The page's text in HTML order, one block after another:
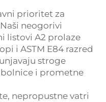
prioritet za
neogorivi
listovi A2 prolaze
i ASTM E84 razred
stroge
bolnice i prometne
nepropustne vatri